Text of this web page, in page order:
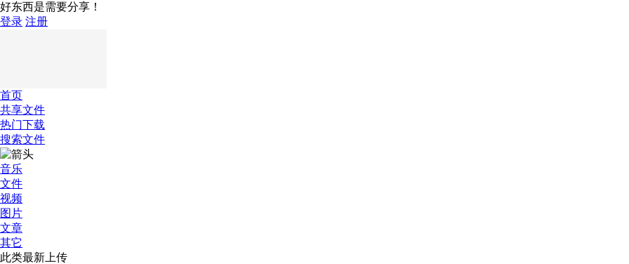
好东西是需要分享！
登录 注册
首页
共享文件
热门下载
搜索文件
音乐
文件
视频
图片
文章
其它
此类最新上传